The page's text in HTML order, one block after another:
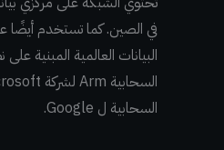
في الصين. كما تستخدم أيضًا
البيانات العالمية المبنية
السحابية ل Google.